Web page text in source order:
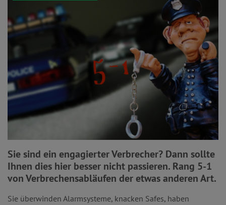
Sie sind ein engagierter Verbrecher? Dann sollte
Ihnen dies hier besser nicht passieren. Rang 5-1
von Verbrechensabläufen der etwas anderen Art.
Sie überwinden Alarmsysteme, knacken Safes, haben